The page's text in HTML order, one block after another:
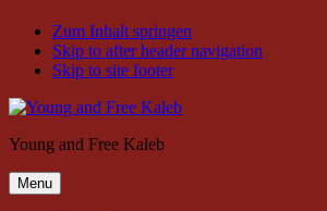
Zum Inhalt springen
Skip to after header navigation
Skip to site footer
Young and Free Kaleb
Menu